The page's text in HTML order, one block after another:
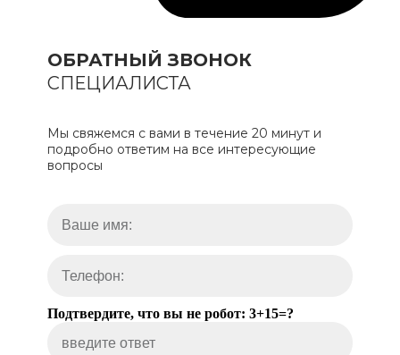
ОБРАТНЫЙ ЗВОНОК
СПЕЦИАЛИСТА
Мы свяжемся с вами в течение 20 минут и
подробно ответим на все интересующие
вопросы
Подтвердите, что вы не робот: 3+15=?